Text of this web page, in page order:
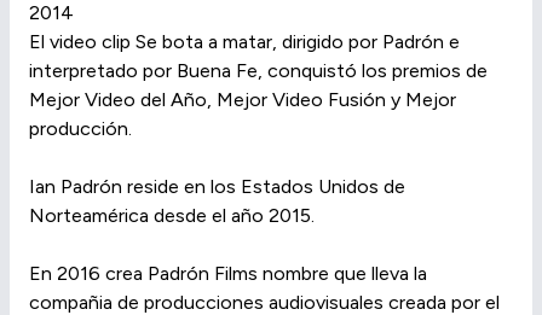
2014
El video clip Se bota a matar, dirigido por Padrón e
interpretado por Buena Fe, conquistó los premios de
Mejor Video del Año, Mejor Video Fusión y Mejor
producción.
Ian Padrón reside en los Estados Unidos de
Norteamérica desde el año 2015.
En 2016 crea Padrón Films nombre que lleva la
compañia de producciones audiovisuales creada por el